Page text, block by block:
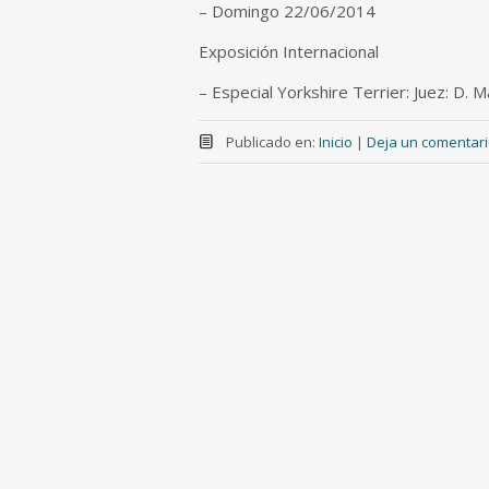
– Domingo 22/06/2014
Exposición Internacional
– Especial Yorkshire Terrier: Juez: D.
Publicado en: Inicio | Deja un